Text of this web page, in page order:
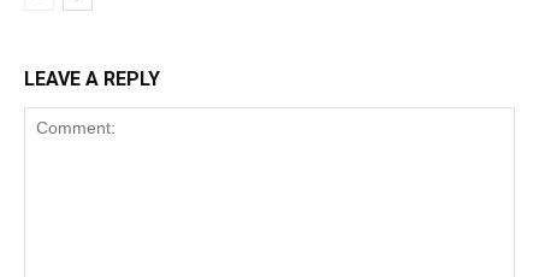
LEAVE A REPLY